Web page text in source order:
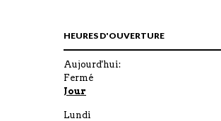
HEURES D'OUVERTURE
Aujourd'hui:
Fermé
Jour
Lundi